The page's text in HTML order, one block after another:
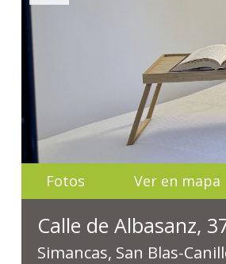
Fotos Ver en mapa
Calle de Albasanz,
Simancas, San Blas-